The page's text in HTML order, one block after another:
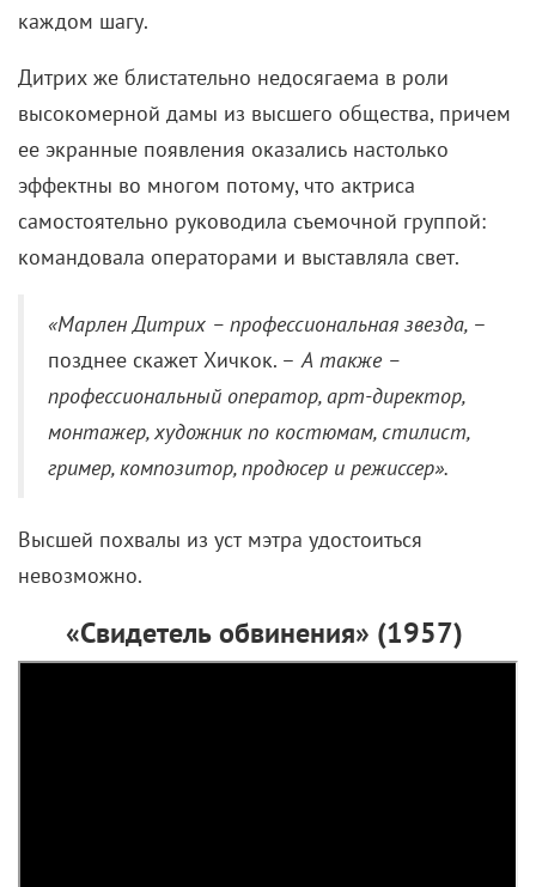
каждом шагу.
Дитрих же блистательно недосягаема в роли
высокомерной дамы из высшего общества, причем
ее экранные появления оказались настолько
эффектны во многом потому, что актриса
самостоятельно руководила съемочной группой:
командовала операторами и выставляла свет.
«Марлен Дитрих – профессиональная звезда, –
позднее скажет Хичкок. – А также –
профессиональный оператор, арт-директор,
монтажер, художник по костюмам, стилист,
гример, композитор, продюсер и режиссер».
Высшей похвалы из уст мэтра удостоиться
невозможно.
«Свидетель обвинения» (1957)